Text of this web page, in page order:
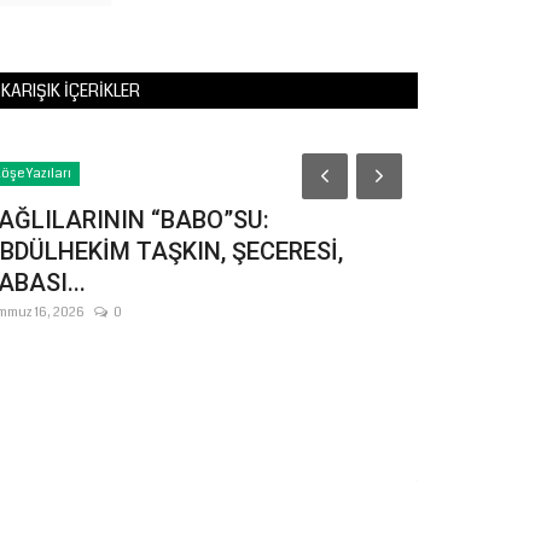
KARIŞIK İÇERIKLER
Yazıları
“BABO”SU:
TAŞKIN, ŞECERESİ,
16, 2026 0